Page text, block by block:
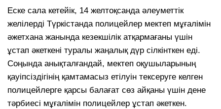
Еске сала кетейік, 14 желтоқсанда әлеуметтік
желілерді Түркістанда полицейлер мектеп мұғалімін
әжетхана жанында кезекшілік атқармағаны үшін
ұстап әкеткені туралы жаңалық дүр сілкінткен еді.
Соңында анықталғандай, мектеп оқушыларының
қауіпсіздігінің қамтамасыз етілуін тексеруге келген
полицейлерге қарсы балағат сөз айқаны үшін дене
тәрбиесі мұғалімін полицейлер ұстап әкеткен.